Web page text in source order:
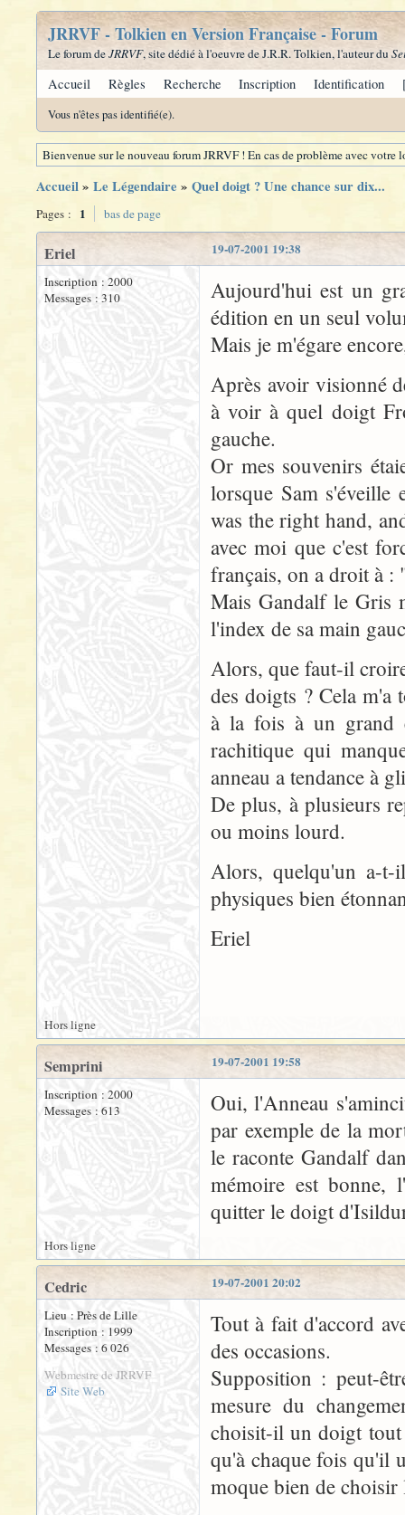
JRRVF - Tolkien en Version Française - Forum
Le forum deJRRVF, site dédié à l'oeuvre de J.R.R. Tolkien, l'auteur du
Accueil Règles Recherche Inscription Identification
Vous n'êtes pas identifié(e).
Bienvenue sur le nouveau forum JRRVF ! En cas de problème avec
Accueil» Le Légendaire » Quel doigt ? Une chance sur dix...
Pages : 1 bas de page
19-07-2001 19:38
Eriel
Inscription : 2000
Messages : 310
Aujourd'hui est un
édition en un seul
Mais je m'égare
Après avoir visionné
à voir à quel doigt
gauche.
Or mes souvenirs
lorsque Sam
was the right hand,
avec moi que c'est
français, on a droit à :
Mais Gandalf le Gris
l'index de sa main
Alors, que faut-il
des doigts ? Cela m'a
à la fois à un grand
rachitique qui
anneau a tendance à
De plus, à plusieurs
ou moins lourd.
Alors, quelqu'un a-t-
physiques bien
Eriel
Hors ligne
19-07-2001 19:58
Semprini
Inscription : 2000
Messages : 613
Oui, l'Anneau
par exemple de la
le raconte Gandalf
mémoire est bonne,
quitter le doigt
Hors ligne
19-07-2001 20:02
Cedric
Lieu : Près de Lille
Inscription : 1999
Messages : 6 026
Webmestre de JRRVF
Site Web
Tout à fait d'accord
des occasions.
Supposition : peut-
mesure du
choisit-il un doigt tout
qu'à chaque fois qu'il
moque bien de